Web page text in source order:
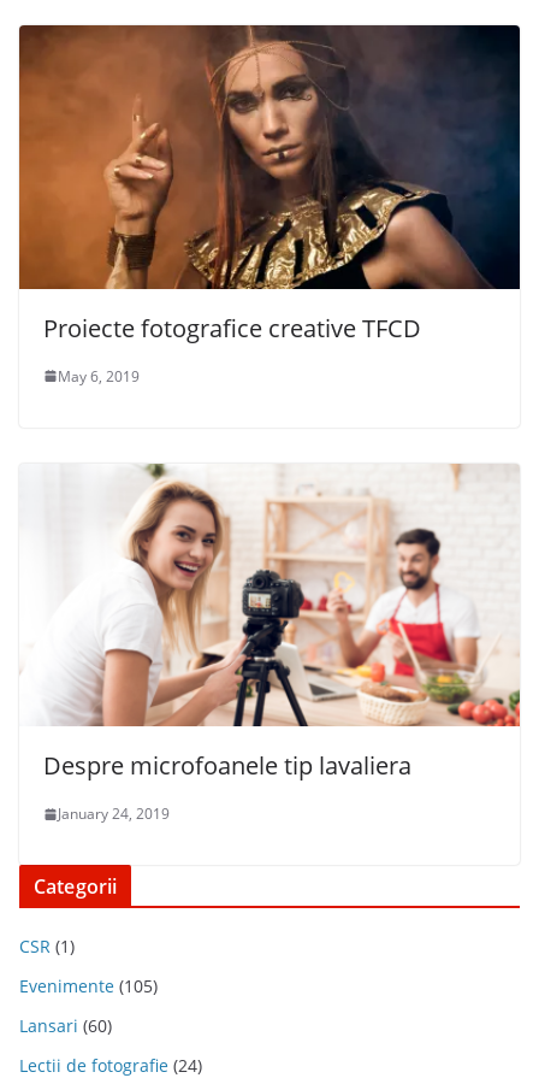
Proiecte fotografice creative TFCD
May 6, 2019
Despre microfoanele tip lavaliera
January 24, 2019
Categorii
CSR (1)
Evenimente (105)
Lansari (60)
Lectii de fotografie (24)